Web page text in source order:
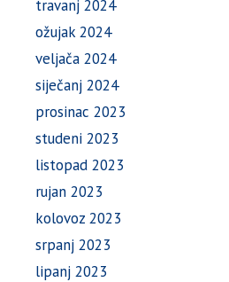
travanj 2024
ožujak 2024
veljača 2024
siječanj 2024
prosinac 2023
studeni 2023
listopad 2023
rujan 2023
kolovoz 2023
srpanj 2023
lipanj 2023